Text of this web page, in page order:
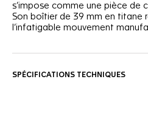
s’impose comme une pièce de
Son boîtier de 39 mm en titane
l’infatigable mouvement
5N, remplis de Super-
SPÉCIFICATIONS TECHNIQUES